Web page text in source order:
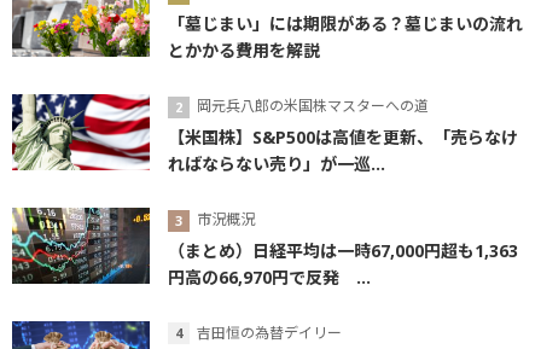
「墓じまい」には期限がある？墓じまいの流れ
とかかる費用を解説
岡元兵八郎の米国株マスターへの道
【米国株】S&P500は高値を更新、「売らなけ
ればならない売り」が一巡...
市況概況
（まとめ）日経平均は一時67,000円超も1,363
円高の66,970円で反発 ...
吉田恒の為替デイリー